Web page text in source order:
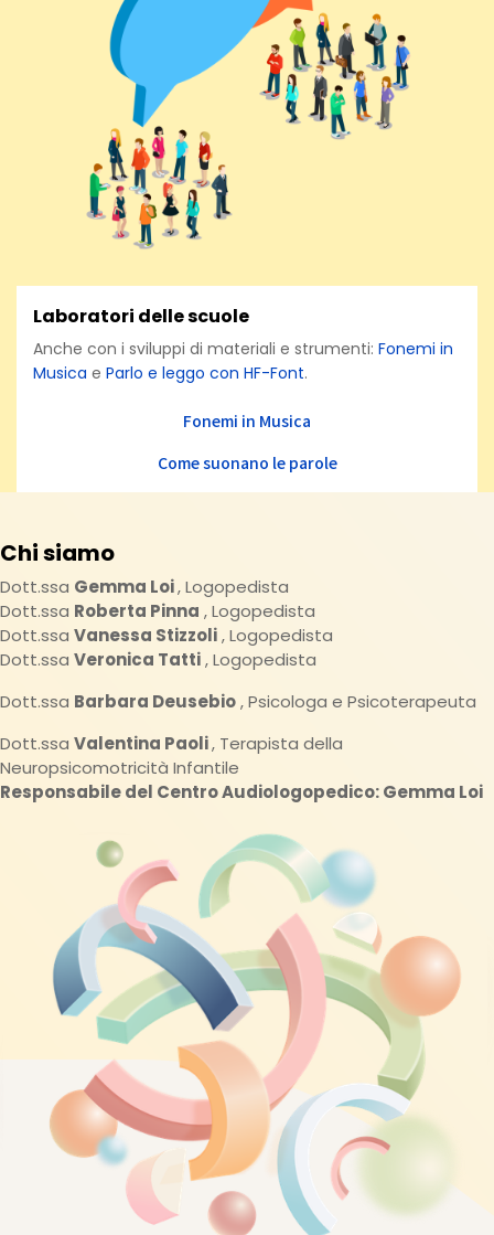
Laboratori delle scuole
Anche con i sviluppi di materiali e strumenti: Fonemi in
Musica e Parlo e leggo con HF-Font.
Fonemi in Musica
Come suonano le parole
Chi siamo
Dott.ssa Gemma Loi, Logopedista
Dott.ssa Roberta Pinna , Logopedista
Dott.ssa Vanessa Stizzoli, Logopedista
Dott.ssa Veronica Tatti, Logopedista
Dott.ssa Barbara Deusebio, Psicologa e Psicoterapeuta
Dott.ssa Valentina Paoli, Terapista della
Neuropsicomotricità Infantile
Responsabile del Centro Audiologopedico: Gemma Loi